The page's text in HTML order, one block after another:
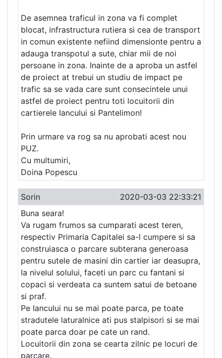
De asemnea traficul in zona va fi complet
blocat, infrastructura rutiera si cea de transport
in comun existente nefiind dimensionte pentru a
adauga transpotul a sute, chiar mii de noi
persoane in zona. Inainte de a aproba un astfel
de proiect at trebui un studiu de impact pe
trafic sa se vada care sunt consecintele unui
astfel de proiect pentru toti locuitorii din
cartierele Iancului si Pantelimon!
Prin urmare va rog sa nu aprobati acest nou
PUZ.
Cu multumiri,
Doina Popescu
Sorin
2020-03-03 22:33:21
Buna seara!
Va rugam frumos sa cumparati acest teren,
respectiv Primaria Capitalei sa-l cumpere si sa
construiasca o parcare subterana generoasa
pentru sutele de masini din cartier iar deasupra,
la nivelul solului, faceti un parc cu fantani si
copaci si verdeata ca suntem satui de betoane
si praf.
Pe Iancului nu se mai poate parca, pe toate
stradutele laturalnice ati pus stalpisori si se mai
poate parca doar pe cate un rand.
Locuitorii din zona se cearta zilnic pe locuri de
parcare.